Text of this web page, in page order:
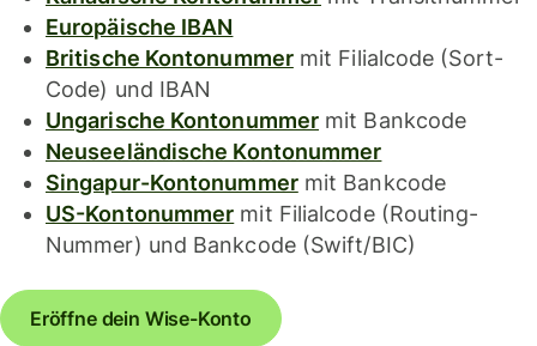
Europäische IBAN
Britische Kontonummermit Filialcode (Sort-
Code) und IBAN
Ungarische Kontonummermit Bankcode
Neuseeländische Kontonummer
Singapur-Kontonummermit Bankcode
US-Kontonummer mit Filialcode (Routing-
Nummer) und Bankcode (Swift/BIC)
Eröffne dein Wise-Konto